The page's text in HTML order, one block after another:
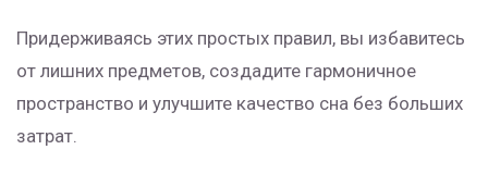
Придерживаясь этих простых правил, вы избавитесь
от лишних предметов, создадите гармоничное
пространство и улучшите качество сна без больших
затрат.